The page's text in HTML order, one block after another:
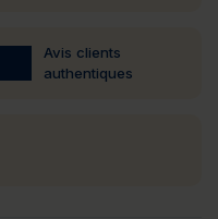
Avis clients
authentiques